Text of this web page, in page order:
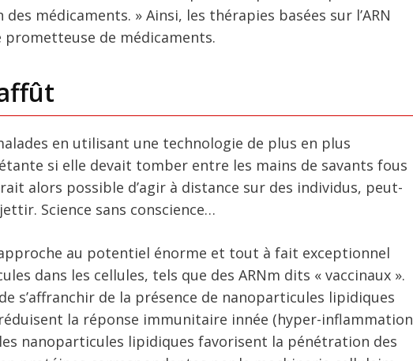
médicaments. » Ainsi, les thérapies basées sur l’ARN
prometteuse de médicaments.
en utilisant une technologie de plus en plus
si elle devait tomber entre les mains de savants fous
alors possible d’agir à distance sur des individus, peut-
Science sans conscience…
approche au potentiel énorme et tout à fait exceptionnel
dans les cellules, tels que des ARNm dits « vaccinaux ».
s’affranchir de la présence de nanoparticules lipidiques
la réponse immunitaire innée (hyper-inflammation
nanoparticules lipidiques favorisent la pénétration des